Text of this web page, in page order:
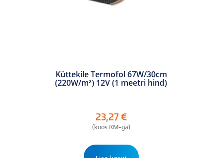
Küttekile Termofol 67W/30cm
(220W/m²) 12V (1 meetri hind)
23,27€
(koos KM-ga)